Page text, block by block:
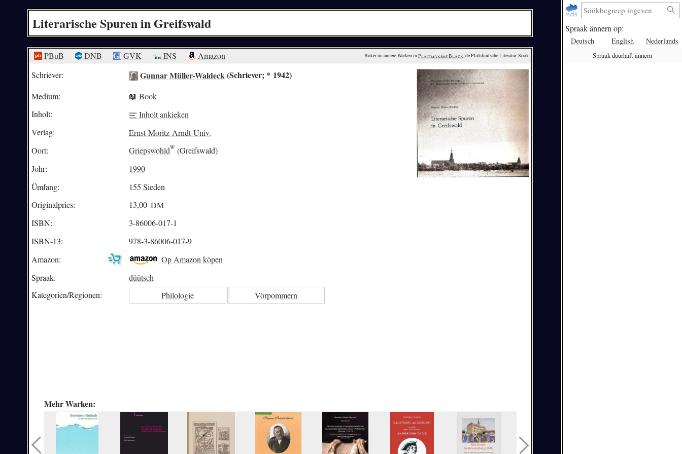
Spraak ännern op:
Deutsch English Nederlands
Spraak duurhaft ännern
Literarische Spuren in Greifswald
PBuB DNB GVK INS Amazon Böker un annere Warken in Plattmakers Black, de Plattdüütsche Literatur-Söök
Schriever: Gunnar Müller-Waldeck (Schriever; * 1942)
Medium:
📖 Book
Inholt:
Inholt ankieken
Verlag:
Ernst-Moritz-Arndt-Univ.
Oort:
Griepswohld
(Greifswald)
Johr:
1990
Ümfang:
155 Sieden
Originalpries:
13,00 DM
ISBN:
3-86006-017-1
ISBN-13:
978-3-86006-017-9
Amazon:
Op Amazon köpen
Spraak:
düütsch
Kategorien/Regionen: Philologie Vörpommern
Mehr Warken: